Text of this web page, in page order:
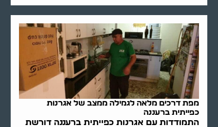
מפת דרכים מלאה לגמילה ממצב של אגרנות
כפייתית ברעננה
התמודדות עם אגרנות כפייתית ברעננה דורשת